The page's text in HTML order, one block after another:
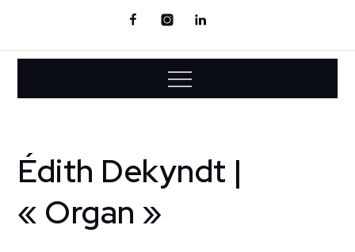
FacebookInstagramLinkedin
Home
Creative
Atelier
Édith Dekyndt |
« Organ »